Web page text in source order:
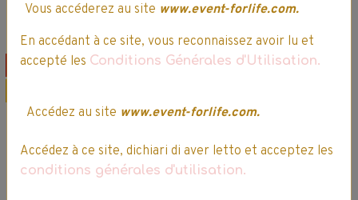
Détails Détails
Offre spéciale
Offre spéciale
Vous accéderez au site www.event-forlife.com.
En accédant à ce site, vous reconnaissez avoir lu et
accepté les Conditions Générales d'Utilisation.
Accédez au site www.event-forlife.com.
Accédez à ce site, dichiari di aver letto et acceptez les
conditions générales d'utilisation.